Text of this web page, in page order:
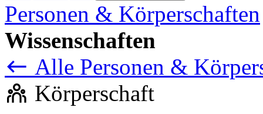
Personen & Körperschaften
Wissenschaften
Alle Personen &
Körperschaft